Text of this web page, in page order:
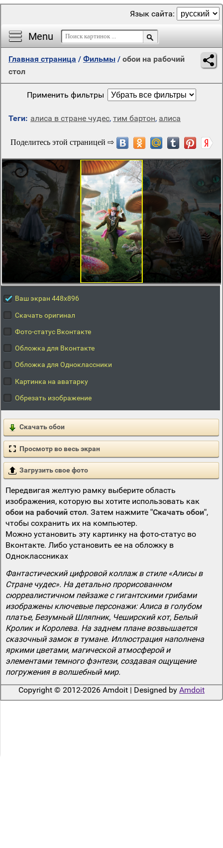
Menu
Язык сайта:
Главная страница / Фильмы / обои на рабочий
стол
Применить фильтры
Теги: алиса в стране чудес, тим бартон, алиса
Ваш экран 448x896
Скачать оригинал
Фото-статус Вконтакте
Обложка для Вконтакте
Обложка для Одноклассники
Картинка на аватарку
Обрезать изображение
Скачать обои
Просмотр во весь экран
Загрузить свое фото
Передвигая желтую рамку выберите область
изображения, которую вы хотите использовать как
обои на рабочий стол. Затем нажмите "Скачать обои",
чтобы сохранить их на компьютер.
Можно установить эту картинку на фото-статус во
Вконтакте. Либо установить ее на обложку в
Одноклассниках
Фантастический цифровой коллаж в стиле «Алисы в
Стране чудес». На детально прорисованном
сюрреалистичном пейзаже с гигантскими грибами
изображены ключевые персонажи: Алиса в голубом
платье, Безумный Шляпник, Чеширский кот, Белый
Кролик и Королева. На заднем плане возвышается
сказочный замок в тумане. Иллюстрация наполнена
яркими цветами, магической атмосферой и
элементами темного фэнтези, создавая ощущение
погружения в волшебный мир.
Copyright © 2012-2026 Amdoit | Designed by Amdoit